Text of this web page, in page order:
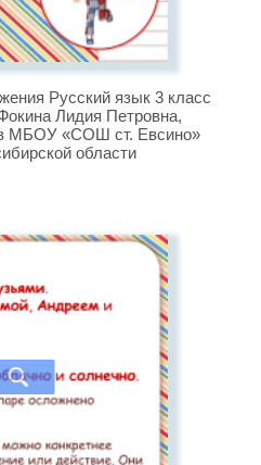
Русский язык 3 класс
Лидия Петровна,
МБОУ «СОШ ст. Евсино»
области